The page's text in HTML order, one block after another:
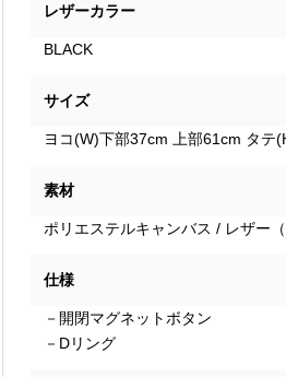
レザーカラー
BLACK
サイズ
ヨコ(W)下部37cm 上部61cm タテ
素材
ポリエステルキャンバス / レザー（
仕様
－開閉マグネットボタン
－Dリング